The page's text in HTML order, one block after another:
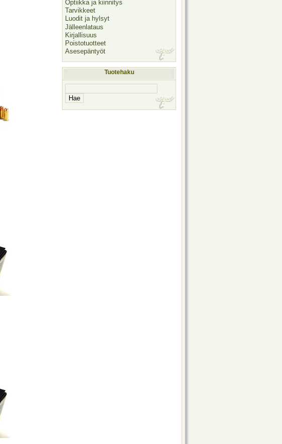
Optiikka ja kiinnitys
Tarvikkeet
Luodit ja hylsyt
Jälleenlataus
Kirjallisuus
Poistotuotteet
Asesepäntyöt
Tuotehaku